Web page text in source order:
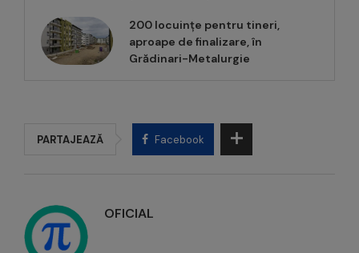
200 locuințe pentru tineri,
aproape de finalizare, în
Grădinari-Metalurgie
PARTAJEAZĂ Facebook
OFICIAL